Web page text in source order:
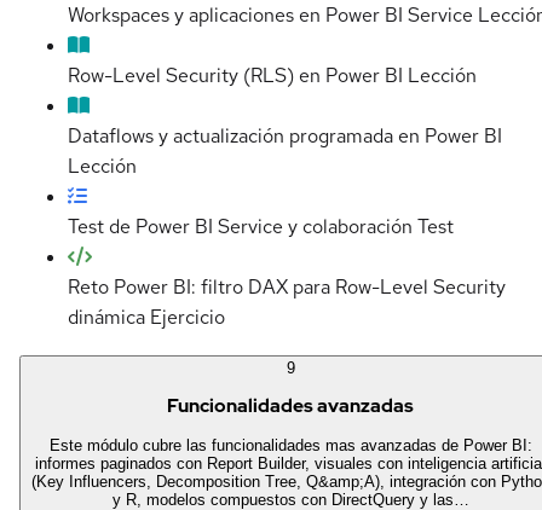
Workspaces y aplicaciones en Power BI Service
Row-Level Security (RLS) en Power BI Lección
Dataflows y actualización programada en Power BI
Lección
Test de Power BI Service y colaboración Test
Reto Power BI: filtro DAX para Row-Level Security
dinámica Ejercicio
9
Funcionalidades avanzadas
Este módulo cubre las funcionalidades mas avanzadas de Power BI:
informes paginados con Report Builder, visuales con inteligencia
(Key Influencers, Decomposition Tree, Q&amp;A), integración con
y R, modelos compuestos con DirectQuery y las…